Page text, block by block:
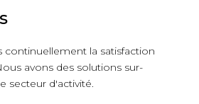
continuellement la satisfaction
avons des solutions sur-
secteur d'activité.